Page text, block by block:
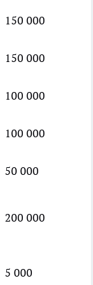
150 000
150 000
100 000
100 000
50 000
200 000
5 000